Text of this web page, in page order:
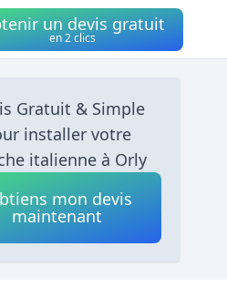
un devis gratuit
en 2 clics
Gratuit & Simple
installer votre
italienne à Orly
mon devis
maintenant